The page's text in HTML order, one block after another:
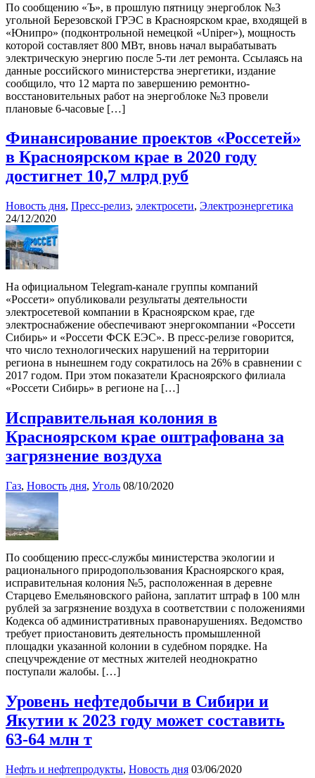
По сообщению «Ъ», в прошлую пятницу энергоблок №3
угольной Березовской ГРЭС в Красноярском крае, входящей в
«Юнипро» (подконтрольной немецкой «Uniper»), мощность
которой составляет 800 МВт, вновь начал вырабатывать
электрическую энергию после 5-ти лет ремонта. Ссылаясь на
данные российского министерства энергетики, издание
сообщило, что 12 марта по завершению ремонтно-
восстановительных работ на энергоблоке №3 провели
плановые 6-часовые […]
Финансирование проектов «Россетей»
в Красноярском крае в 2020 году
достигнет 10,7 млрд руб
Новость дня, Пресс-релиз, электросети, Электроэнергетика
24/12/2020
На официальном Telegram-канале группы компаний
«Россети» опубликовали результаты деятельности
электросетевой компании в Красноярском крае, где
электроснабжение обеспечивают энергокомпании «Россети
Сибирь» и «Россети ФСК ЕЭС». В пресс-релизе говорится,
что число технологических нарушений на территории
региона в нынешнем году сократилось на 26% в сравнении с
2017 годом. При этом показатели Красноярского филиала
«Россети Сибирь» в регионе на […]
Исправительная колония в
Красноярском крае оштрафована за
загрязнение воздуха
Газ, Новость дня, Уголь 08/10/2020
По сообщению пресс-службы министерства экологии и
рационального природопользования Красноярского края,
исправительная колония №5, расположенная в деревне
Старцево Емельяновского района, заплатит штраф в 100 млн
рублей за загрязнение воздуха в соответствии с положениями
Кодекса об административных правонарушениях. Ведомство
требует приостановить деятельность промышленной
площадки указанной колонии в судебном порядке. На
спецучреждение от местных жителей неоднократно
поступали жалобы. […]
Уровень нефтедобычи в Сибири и
Якутии к 2023 году может составить
63-64 млн т
Нефть и нефтепродукты, Новость дня 03/06/2020